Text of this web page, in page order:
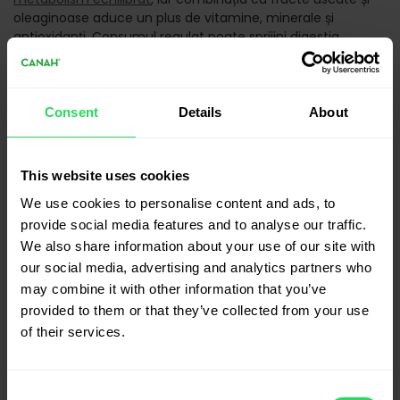
Consent Details About
This website uses cookies
We use cookies to personalise content and ads, to
provide social media features and to analyse our traffic.
We also share information about your use of our site with
our social media, advertising and analytics partners who
may combine it with other information that you’ve
provided to them or that they’ve collected from your use
of their services.
oleaginoase aduce un plus de vitamine, minerale și
antioxidanți. Consumul regulat poate sprijini digestia,
susține sistemul imunitar și ajută la menținerea unui stil de
în alimentația zilnică, fie la micul dejun, fie ca gustare
nutritivă între mese.
Descoperă produsele
Canah
Pentru preparate delicioase și echilibrate,produsele Canah
oferă ingrediente naturale, atent selecționate, potrivite
pentru un stil de viață sănătos. Fie că pregătești rețete
pentru mic dejun sau gustări nutritive, calitatea
ingredientelor face diferența în gust și beneficii.